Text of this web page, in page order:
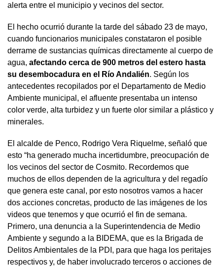
alerta entre el municipio y vecinos del sector.
El hecho ocurrió durante la tarde del sábado 23 de mayo,
cuando funcionarios municipales constataron el posible
derrame de sustancias químicas directamente al cuerpo de
agua, afectando cerca de 900 metros del estero hasta
su desembocadura en el Río Andalién. Según los
antecedentes recopilados por el Departamento de Medio
Ambiente municipal, el afluente presentaba un intenso
color verde, alta turbidez y un fuerte olor similar a plástico y
minerales.
El alcalde de Penco, Rodrigo Vera Riquelme, señaló que
esto “ha generado mucha incertidumbre, preocupación de
los vecinos del sector de Cosmito. Recordemos que
muchos de ellos dependen de la agricultura y del regadío
que genera este canal, por esto nosotros vamos a hacer
dos acciones concretas, producto de las imágenes de los
videos que tenemos y que ocurrió el fin de semana.
Primero, una denuncia a la Superintendencia de Medio
Ambiente y segundo a la BIDEMA, que es la Brigada de
Delitos Ambientales de la PDI, para que haga los peritajes
respectivos y, de haber involucrado terceros o acciones de